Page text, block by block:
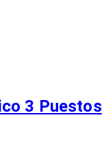
3 Puestos